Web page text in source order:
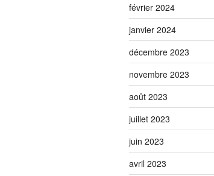
février 2024
janvier 2024
décembre 2023
novembre 2023
août 2023
juillet 2023
juin 2023
avril 2023